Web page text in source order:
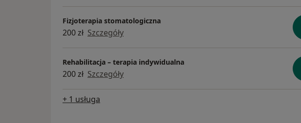
Fizjoterapia stomatologiczna
200 zł Szczegóły
Rehabilitacja – terapia indywidualna
200 zł Szczegóły
+ 1 usługa